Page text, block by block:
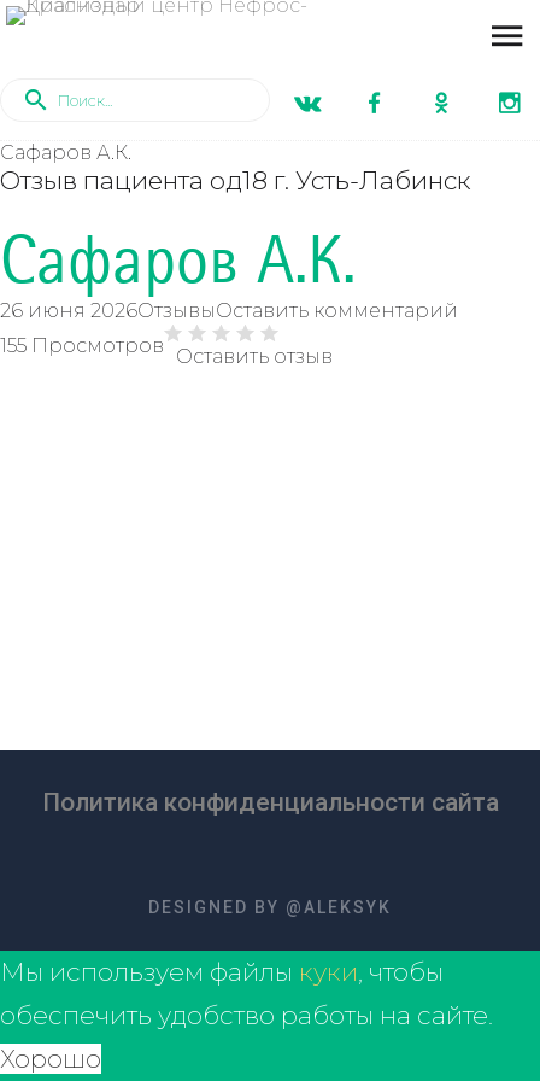
Сафаров А.К.
Отзыв пациента од18 г. Усть-Лабинск
Сафаров А.К.
26 июня 2026ОтзывыОставить комментарий
155 Просмотров
Оставить отзыв
Политика конфиденциальности сайта
DESIGNED BY @ALEKSYK
Мы используем файлы куки, чтобы
обеспечить удобство работы на сайте.
Хорошо